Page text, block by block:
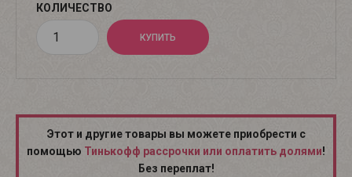
КОЛИЧЕСТВО
Этот и другие товары вы можете приобрести с
помощью Тинькофф рассрочки или оплатить долями!
Без переплат!